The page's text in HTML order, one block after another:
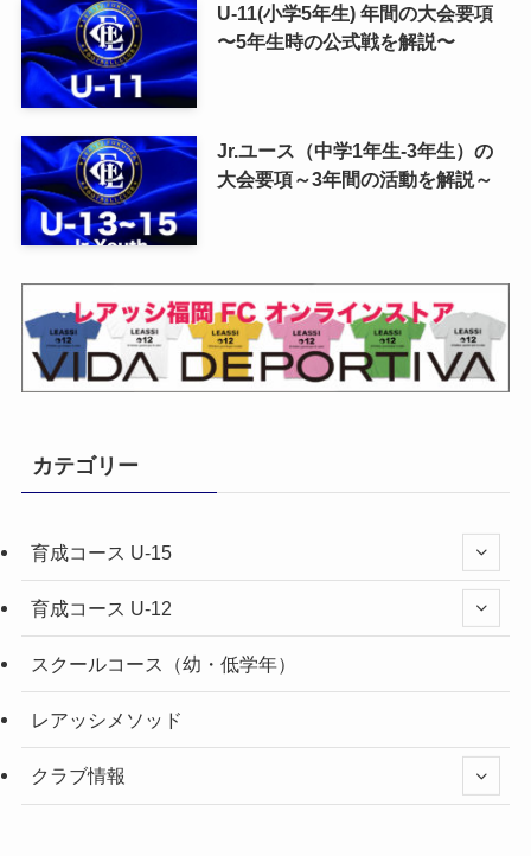
U-11(小学5年生) 年間の大会要項
〜5年生時の公式戦を解説〜
Jr.ユース（中学1年生-3年生）の
大会要項～3年間の活動を解説～
カテゴリー
育成コース U-15
育成コース U-12
スクールコース（幼・低学年）
レアッシメソッド
クラブ情報